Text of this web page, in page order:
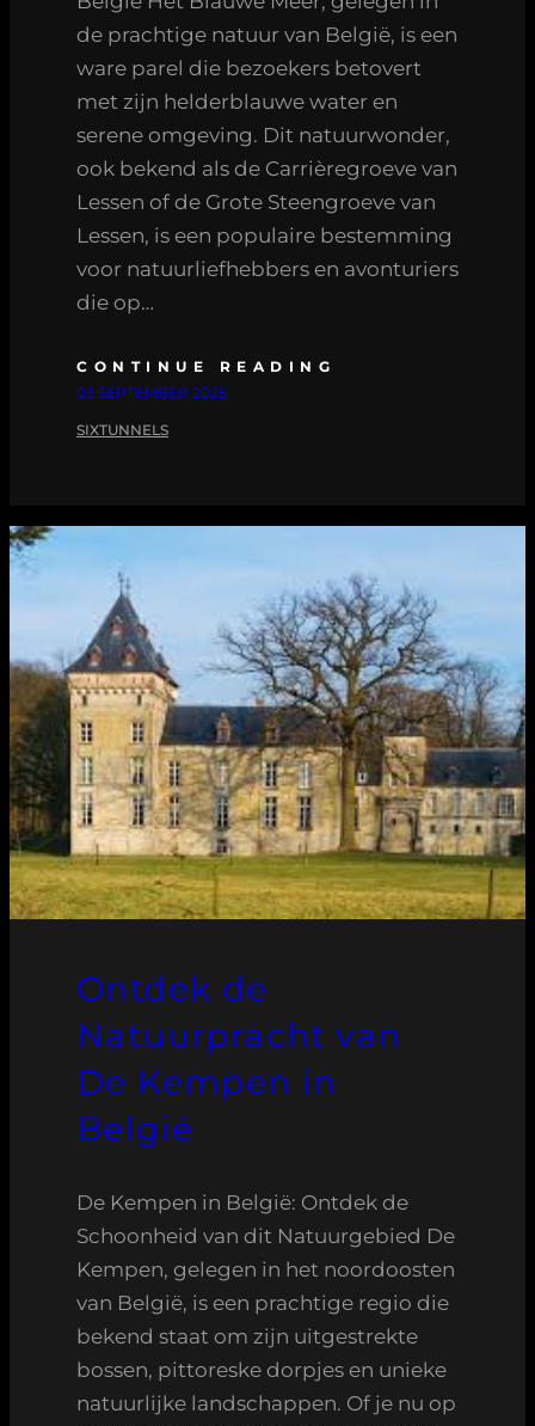
de prachtige natuur van België, is een
ware parel die bezoekers betovert
met zijn helderblauwe water en
serene omgeving. Dit natuurwonder,
ook bekend als de Carrièregroeve van
Lessen of de Grote Steengroeve van
Lessen, is een populaire bestemming
voor natuurliefhebbers en avonturiers
die op…
CONTINUE READING
03 SEPTEMBER 2025
SIXTUNNELS
Ontdek de
Natuurpracht van
De Kempen in
België
De Kempen in België: Ontdek de
Schoonheid van dit Natuurgebied De
Kempen, gelegen in het noordoosten
van België, is een prachtige regio die
bekend staat om zijn uitgestrekte
bossen, pittoreske dorpjes en unieke
natuurlijke landschappen. Of je nu op